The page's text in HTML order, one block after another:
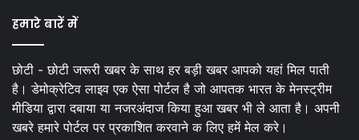
हमारे बारें में
छोटी - छोटी जरूरी खबर के साथ हर बड़ी खबर आपको यहां मिल पाती
है। डेमोक्रेटिव लाइव एक ऐसा पोर्टल है जो आपतक भारत के मेनस्ट्रीम
मीडिया द्वारा दबाया या नजरअंदाज किया हुआ खबर भी ले आता है। अपनी
खबरे हमारे पोर्टल पर प्रकाशित करवाने क लिए हमें मेल करे।